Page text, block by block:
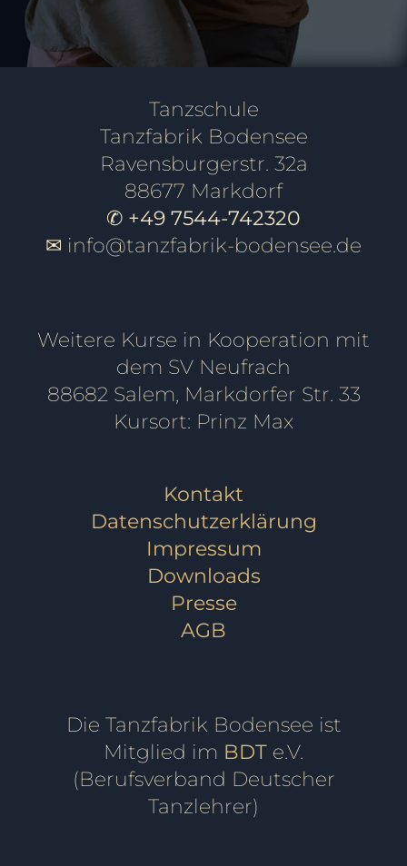
Tanzschule
Tanzfabrik Bodensee
Ravensburgerstr. 32a
88677 Markdorf
✆ +49 7544-742320
✉ info@tanzfabrik-bodensee.de
Weitere Kurse in Kooperation mit
dem SV Neufrach
88682 Salem, Markdorfer Str. 33
Kursort: Prinz Max
Kontakt
Datenschutzerklärung
Impressum
Downloads
Presse
AGB
Die Tanzfabrik Bodensee ist
Mitglied im BDT e.V.
(Berufsverband Deutscher
Tanzlehrer)